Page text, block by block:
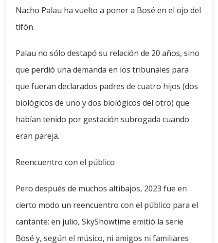
Nacho Palau ha vuelto a poner a Bosé en el ojo del
tifón.
Palau no sólo destapó su relación de 20 años, sino
que perdió una demanda en los tribunales para
que fueran declarados padres de cuatro hijos (dos
biológicos de uno y dos biológicos del otro) que
habían tenido por gestación subrogada cuando
eran pareja.
Reencuentro con el público
Pero después de muchos altibajos, 2023 fue en
cierto modo un reencuentro con el público para el
cantante: en julio, SkyShowtime emitió la serie
Bosé y, según el músico, ni amigos ni familiares